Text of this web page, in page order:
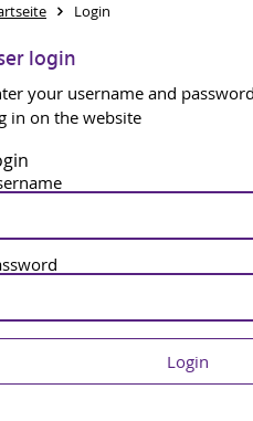
Login
login
your username and
in on the website